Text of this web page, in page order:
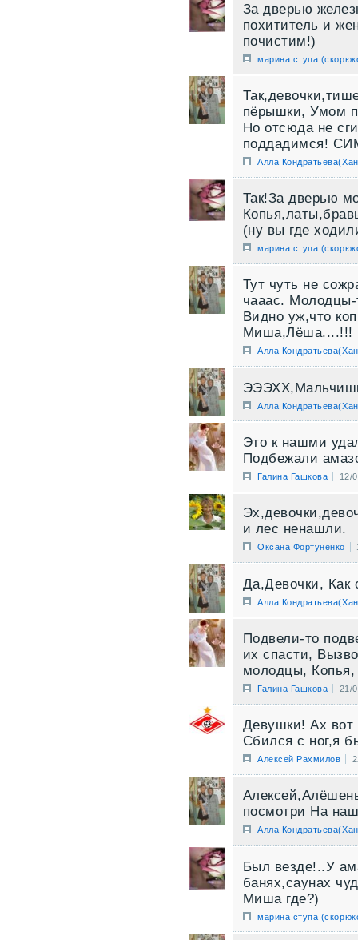
За дверью
похититель и
почистим!)
марина ступа
пёрышки, Умом
Но отсюда не
поддадимся!
Алла
Так!За дверью
(ну вы где
марина ступа
Тут чуть не
чааас.
Видно уж,что
Миша,Лёша....!!!
Алла
Алла
Это к нашми
Подбежали
Галина Гашкова 12/
и лес ненашли.
Оксана Фортуненко
Да,Девочки, Как
Алла
Подвели-то
их спасти,
молодцы,
Галина Гашкова 21/
Девушки! Ах вот
Сбился с ног,я
Алексей Рахмилов
посмотри На
Алла
Был везде!..У
банях,саунах
Миша где?)
марина ступа